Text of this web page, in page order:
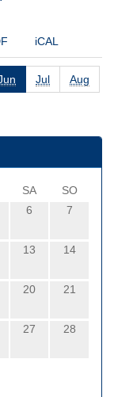
iCAL
Jul Aug
SA
SO
6 7
13 14
20 21
27 28